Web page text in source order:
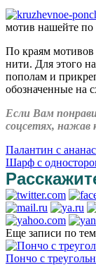
мотив нашейте по
По краям мотивов
нити. Для этого
пополам и
обозначенные на
Если Вам
соцсетях, нажав
Палантин с
Шарф с
Еще записи по
Пончо с